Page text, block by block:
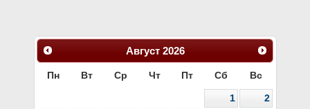
Август 2026
Пн Вт Ср Чт Пт Сб Вс
1
2